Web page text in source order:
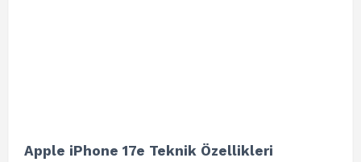
Apple iPhone 17e Teknik Özellikleri